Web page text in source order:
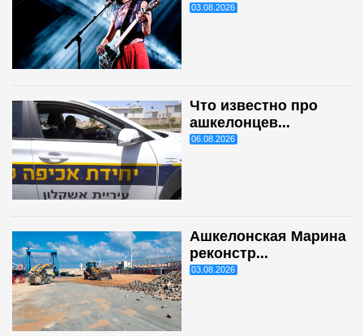
03.08.2026
Что известно про
ашкелонцев...
06.08.2026
Ашкелонская Марина
реконстр...
03.08.2026